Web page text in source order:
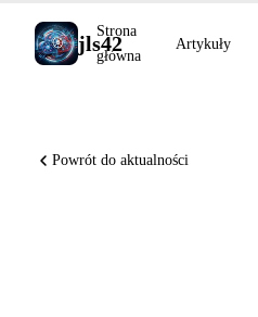
jls42
Strona
główna
Artykuły
Powrót do aktualności